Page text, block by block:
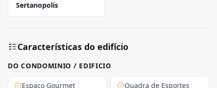
Sertanopolis
Características do edifício
DO CONDOMINIO / EDIFICIO
Espaço Gourmet Quadra de Esportes